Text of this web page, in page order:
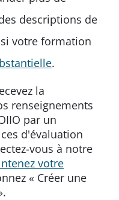
descriptions de
votre formation
.
la
renseignements
par un
d'évaluation
vous à notre
votre
« Créer une